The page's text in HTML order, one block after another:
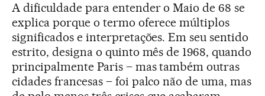
A dificuldade para entender o Maio de 68 se
explica porque o termo oferece múltiplos
significados e interpretações. Em seu sentido
estrito, designa o quinto mês de 1968, quando
principalmente Paris – mas também outras
cidades francesas – foi palco não de uma, mas